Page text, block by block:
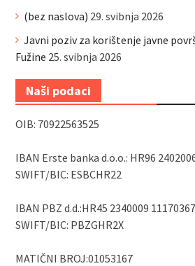
(bez naslova) 29. svibnja 2026
Javni poziv za korištenje javne
Fužine 25. svibnja 2026
Naši podaci
OIB: 70922563525
IBAN Erste banka d.o.o.: HR96
SWIFT/BIC: ESBCHR22
IBAN PBZ d.d.:HR45 2340009
SWIFT/BIC: PBZGHR2X
MATIČNI BROJ:01053167